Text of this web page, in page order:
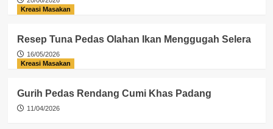
Kreasi Masakan
Resep Tuna Pedas Olahan Ikan Menggugah Selera
16/05/2026
Kreasi Masakan
Gurih Pedas Rendang Cumi Khas Padang
11/04/2026